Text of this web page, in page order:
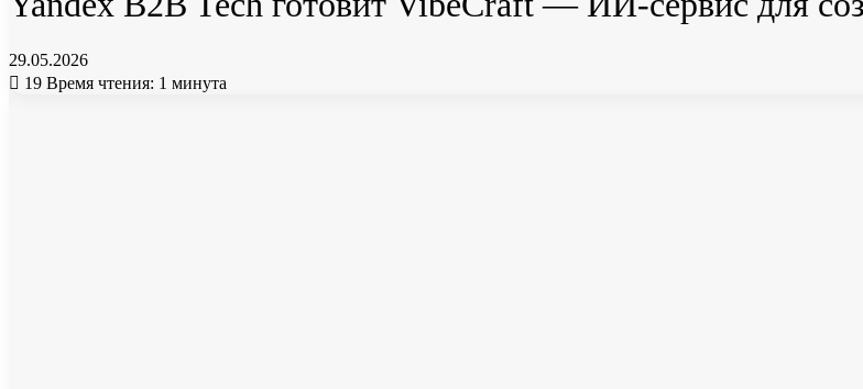
29.05.2026
19 Время чтения: 1 минута